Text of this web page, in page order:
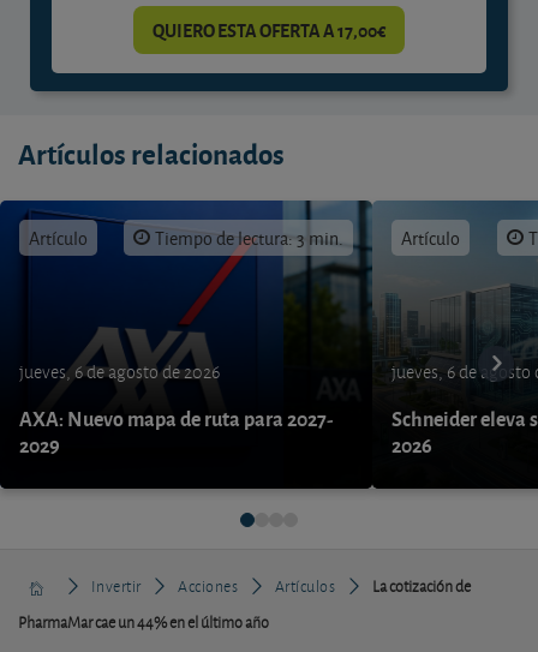
QUIERO ESTA OFERTA A 17,00€
Artículos relacionados
Artículo Tiempo de lectura: 3 min.
jueves, 6 de agosto de 2026
AXA: Nuevo mapa de ruta para 2027-
2029
Artículo
jueves, 6 de agosto
Schneider eleva
2026
Invertir Acciones Artículos
La cotización de
PharmaMar cae un 44% en el último año